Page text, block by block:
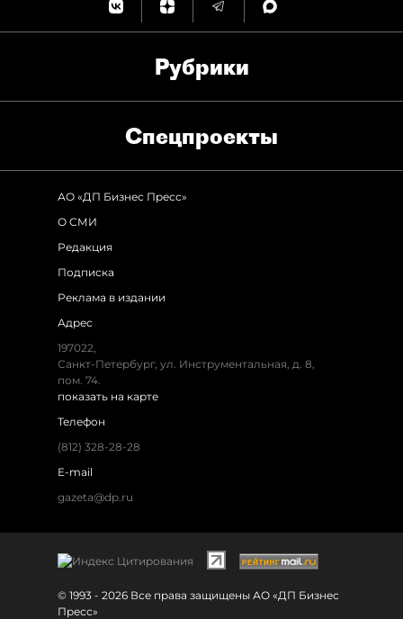
Рубрики
Спец­проекты
АО «ДП Бизнес Пресс»
О СМИ
Редакция
Подписка
Реклама в издании
Адрес
197022,
Санкт-Петербург, ул. Инструментальная, д. 8,
пом. 74.
показать на карте
Телефон
(812) 328-28-28
E-mail
gazeta@dp.ru
© 1993 - 2026 Все права защищены АО «ДП Бизнес
Пресс»